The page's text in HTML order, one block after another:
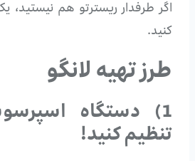
اگر طرفدار ریسترتو هم نیستید،
کنید.
طرز تهیه لانگو
1) دستگاه
تنظیم کنید!